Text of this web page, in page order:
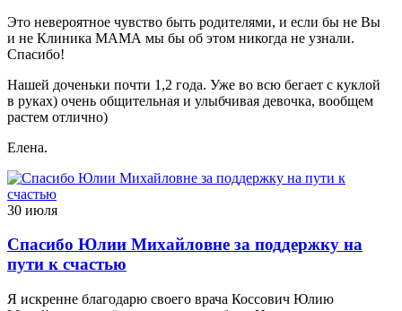
Это невероятное чувство быть родителями, и если бы не Вы
и не Клиника МАМА мы бы об этом никогда не узнали.
Спасибо!
Нашей доченьки почти 1,2 года. Уже во всю бегает с куклой
в руках) очень общительная и улыбчивая девочка, вообщем
растем отлично)
Елена.
30 июля
Спасибо Юлии Михайловне за поддержку на
пути к счастью
Я искренне благодарю своего врача Коссович Юлию